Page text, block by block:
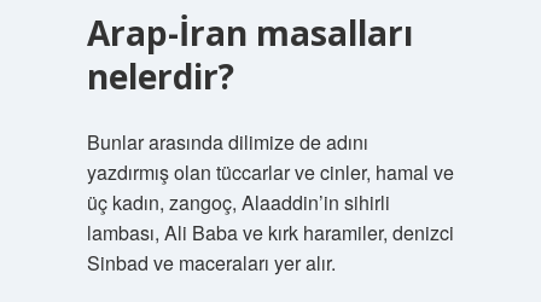
Arap-İran masalları
nelerdir?
Bunlar arasında dilimize de adını
yazdırmış olan tüccarlar ve cinler, hamal ve
üç kadın, zangoç, Alaaddin’in sihirli
lambası, Ali Baba ve kırk haramiler, denizci
Sinbad ve maceraları yer alır.